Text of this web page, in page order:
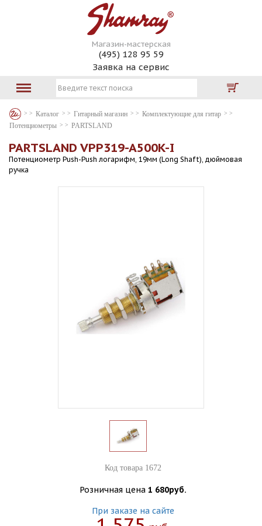
Магазин-мастерская
(495) 128 95 59
Заявка на сервис
Каталог Гитарный магазин
Комплектующие для гитар
Потенциометры
PARTSLAND
PARTSLAND VPP319-A500K-I
Потенциометр Push-Push логарифм, 19мм (Long Shaft), дюймовая
ручка
Код товара 1672
Розничная цена 1 680руб.
При заказе на сайте